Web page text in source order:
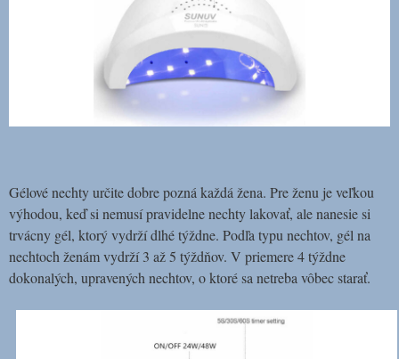
Gélové nechty určite dobre pozná každá žena. Pre ženu je veľkou
výhodou, keď si nemusí pravidelne nechty lakovať, ale nanesie si
trvácny gél, ktorý vydrží dlhé týždne. Podľa typu nechtov, gél na
nechtoch ženám vydrží 3 až 5 týždňov. V priemere 4 týždne
dokonalých, upravených nechtov, o ktoré sa netreba vôbec starať.